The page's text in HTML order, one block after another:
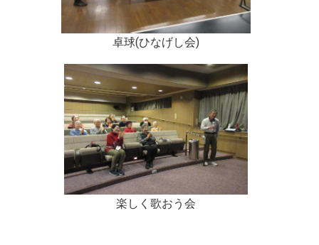
卓球(ひなげし会)
楽しく歌おう会